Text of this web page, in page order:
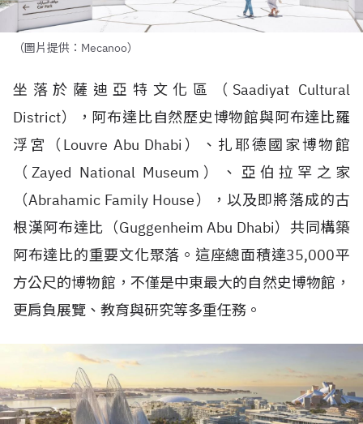
（圖片提供：Mecanoo）
坐落於薩迪亞特文化區（ Saadiyat Cultural
District），阿布達比自然歷史博物館與阿布達比羅
浮宮（ Louvre Abu Dhabi ）、扎耶德國家博物館
（Zayed National Museum ）、亞伯拉罕之家
（Abrahamic Family House），以及即將落成的古
根漢阿布達比（Guggenheim Abu Dhabi）共同構築
阿布達比的重要文化聚落。這座總面積達35,000平
方公尺的博物館，不僅是中東最大的自然史博物館，
更肩負展覽、教育與研究等多重任務。